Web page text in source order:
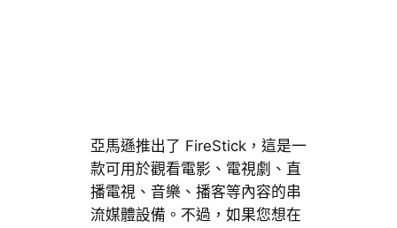
亞馬遜推出了 FireStick，這是一
款可用於觀看電影、電視劇、直
播電視、音樂、播客等內容的串
流媒體設備。不過，如果您想在